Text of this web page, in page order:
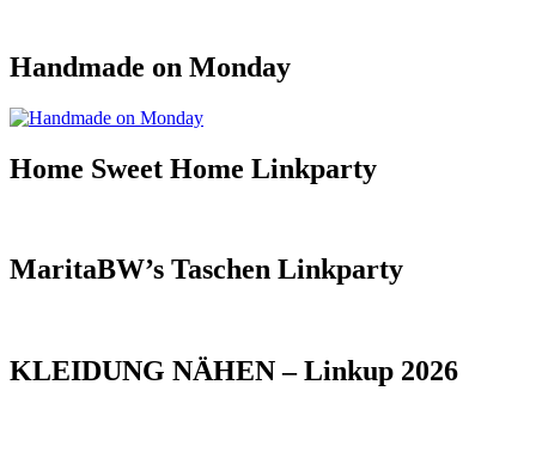
Handmade on Monday
Home Sweet Home Linkparty
MaritaBW’s Taschen Linkparty
KLEIDUNG NÄHEN – Linkup 2026